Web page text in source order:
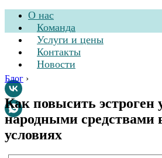
О нас
Команда
Услуги и цены
Контакты
Новости
Стоматологическая
Блог ›
Как повысить
народными средствами
условиях